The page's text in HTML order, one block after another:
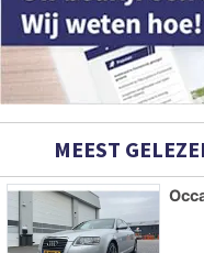
MEEST